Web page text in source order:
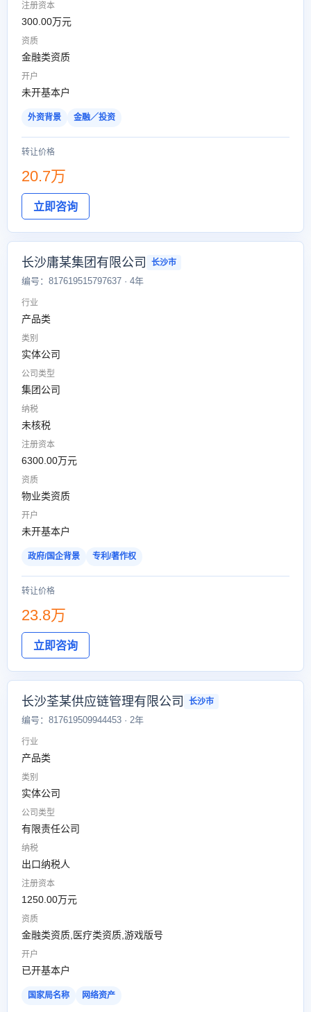
注册资本
300.00万元
资质
金融类资质
开户
未开基本户
外资背景 金融／投资
转让价格
20.7万
立即咨询
长沙庸某集团有限公司 长沙市
编号：817619515797637 · 4年
行业
产品类
类别
实体公司
公司类型
集团公司
纳税
未核税
注册资本
6300.00万元
资质
物业类资质
开户
未开基本户
政府/国企背景 专利/著作权
转让价格
23.8万
立即咨询
长沙荃某供应链管理有限公司 长沙市
编号：817619509944453 · 2年
行业
产品类
类别
实体公司
公司类型
有限责任公司
纳税
出口纳税人
注册资本
1250.00万元
资质
金融类资质,医疗类资质,游戏版号
开户
已开基本户
国家局名称 网络资产